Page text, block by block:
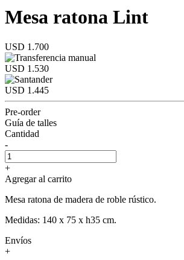
Mesa ratona Lint
USD 1.700
USD 1.530
USD 1.445
Pre-order
Guía de talles
Cantidad
-
+
Agregar al carrito
Mesa ratona de madera de roble rústico.
Medidas: 140 x 75 x h35 cm.
Envíos
+